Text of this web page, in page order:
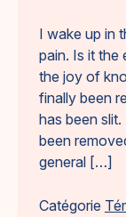
I wake up in
pain. Is it the
the joy of
finally been
has been
been
general […]
Catégorie